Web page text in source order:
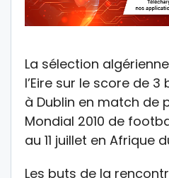
La sélection
l’Eire sur le score de
à Dublin en match de
Mondial 2010 de
au 11 juillet en Afrique
Les buts de la